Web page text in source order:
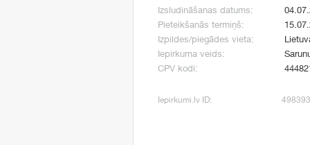
Izsludināšanas datums:
Pieteikšanās termiņš:
Izpildes/piegādes vieta:
Iepirkuma veids:
CPV kodi:
Iepirkumi.lv ID: